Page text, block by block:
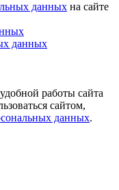
данных на сайте
данных
работы сайта
сайтом,
данных.